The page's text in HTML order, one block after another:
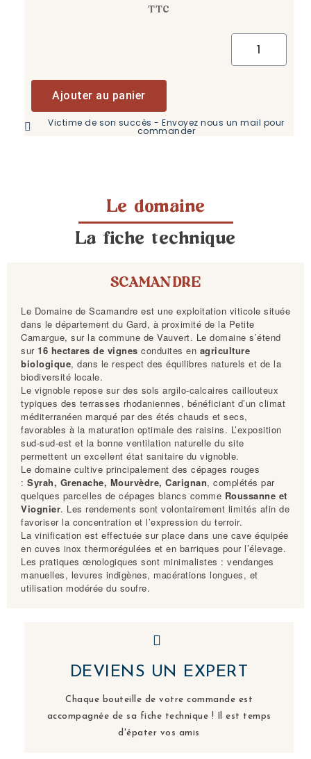
TTC
Ajouter au panier
Victime de son succès - Envoyez nous un mail pour
commander
Le domaine
La fiche technique
SCAMANDRE
Le Domaine de Scamandre est une exploitation viticole située
dans le département du Gard, à proximité de la Petite
Camargue, sur la commune de Vauvert. Le domaine s’étend
sur 16 hectares de vignes conduites en agriculture
biologique, dans le respect des équilibres naturels et de la
biodiversité locale.
Le vignoble repose sur des sols argilo-calcaires caillouteux
typiques des terrasses rhodaniennes, bénéficiant d’un climat
méditerranéen marqué par des étés chauds et secs,
favorables à la maturation optimale des raisins. L’exposition
sud-sud-est et la bonne ventilation naturelle du site
permettent un excellent état sanitaire du vignoble.
Le domaine cultive principalement des cépages rouges
: Syrah, Grenache, Mourvèdre, Carignan, complétés par
quelques parcelles de cépages blancs comme Roussanne et
Viognier. Les rendements sont volontairement limités afin de
favoriser la concentration et l’expression du terroir.
La vinification est effectuée sur place dans une cave équipée
en cuves inox thermorégulées et en barriques pour l’élevage.
Les pratiques œnologiques sont minimalistes : vendanges
manuelles, levures indigènes, macérations longues, et
utilisation modérée du soufre.
DEVIENS UN EXPERT
Chaque bouteille de votre commande est
accompagnée de sa fiche technique ! Il est temps
d'épater vos amis